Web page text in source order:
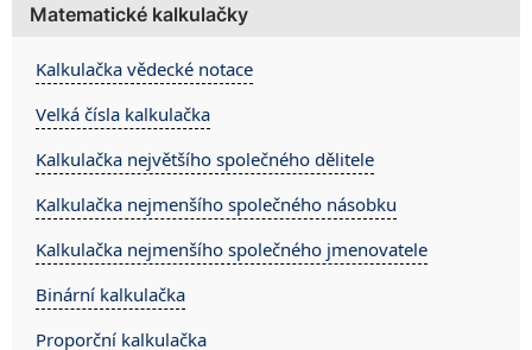
Matematické kalkulačky
Kalkulačka vědecké notace
Velká čísla kalkulačka
Kalkulačka největšího společného dělitele
Kalkulačka nejmenšího společného násobku
Kalkulačka nejmenšího společného jmenovatele
Binární kalkulačka
Proporční kalkulačka